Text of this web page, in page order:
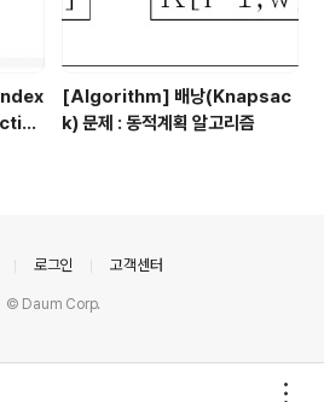
[Algorithm] 배낭(Knapsac
k) 문제 : 동적계획 알고리즘
로그인 고객센터
© Daum Corp.